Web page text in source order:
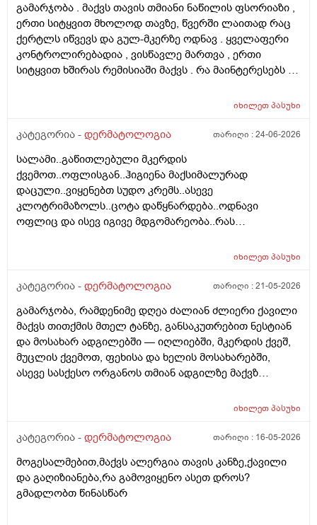
ჩამატება და გახშირება , თუ არის მიზანშეწონილი და
გამართლებილი სკალპის ფსორიაზის დროს ? არ
მინდა რომ ამ პროცედურებმა კიდევ უფრო
გამიღიანოს . თუ გააგრძელებს იმავე ფორმით
არსებობას თანახმა ვარ ერთი სიტყით . მოკლედ
ფსორიაზის დროს და არის თუ არა პრაქტიკაში ვინც
გაღიზიანებულა კიდე უფრო . მადლონა წინასწარ !
გამარჯობა . მაქვს თავის თმიანი ნაწილის ფსორიაზი ,
ერთი სიტყვით მხოლოდ თავზე, წვერში ლაითად რაც
ქერტლს იწვევს და გულ-მკერზე ოდნავ . ყველაფერი
კონტროლირებადია , ვისწავლე მართვა , ერთი
სიტყვით ხშირას რემისიაში მაქვს . რა მაინტერესებს -
კისერი , ყელი , მუცელი , საჯდომი , ხელი , ფეხი და ა.შ
და ყელზე და დაახლოებით 2 წელია გავწყვიტე ,
ვარ . ვიღაცამ მითხრა შესაძლოა ეპილაციამ
გააღიაზიანოს და მანდაც გამოვიდესო , შიშმა ამიტანა
. სხვადასხვა ვერსია მესმის , ზოგი ამბობს არანაირი
ახალი კერების გაჩენა , ზოგიც კი პირიქით . იქნებ
თქვენ მითხრათ ღირს გაგრძელება ? რისკი
იხილეთპასუხი
კატეგორია - დერმატოლოგია თარიღი :24-06-2026
სალამი..გაწითლებული მკერდის
ქვემოთ..ოფლისგან..ჰიგიენა მაქსიმალურად
დაცული..ვიყენებთ სუდო კრემს..ასევე
კლოტრიმაზოლს..ცოტა დაწყნარდება..ოდნავი
ოფლიც და ისევ იგივე მდგომარეობა..რას
იხილეთპასუხი
კატეგორია - დერმატოლოგია თარიღი :21-05-2026
გამარჯობა, რამდენიმე დღეა ძალიან ძლიერი ქავილი
მაქვს თითქმის მთელ ტანზე, განსაკუთრებით ნესტიან
და მოსახარ ადგილებში — იღლიებში, მკერდის ქვეშ,
მუცლის ქვემოთ, ფეხისა და ხელის მოსახარებში,
ასევე სასქესო ორგანოს თმიან ადგილზე მაქვზ
გაღიზიანება თავზე და ყურებში. ქავილი ზოგჯერ
მაინტერესებს, რისი ბრალი შეიძლება იყოს და რას
მაინც ბრუნდება დროდადრო
იხილეთპასუხი
კატეგორია - დერმატოლოგია თარიღი : 16-05-2026
მოგესალმებით,მაქვს ალერგია თავის კანზე,ქავილი
და გაღიზიანება,რა გამოვიყენო ასეთ დროს?
გმადლობთ წინასწარ